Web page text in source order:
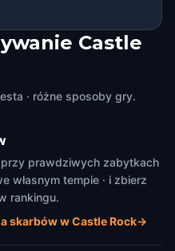
Castle
· różne sposoby gry.
prawdziwych zabytkach
własnym tempie · i zbierz
rankingu.
skarbów w Castle Rock→